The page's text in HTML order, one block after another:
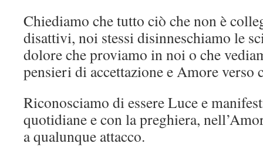
Chiediamo che tutto ciò che non è
disattivi, noi stessi disinneschiamo le
dolore che proviamo in noi o che
pensieri di accettazione e Amore verso
Riconosciamo di essere Luce e
quotidiane e con la preghiera,
a qualunque attacco.